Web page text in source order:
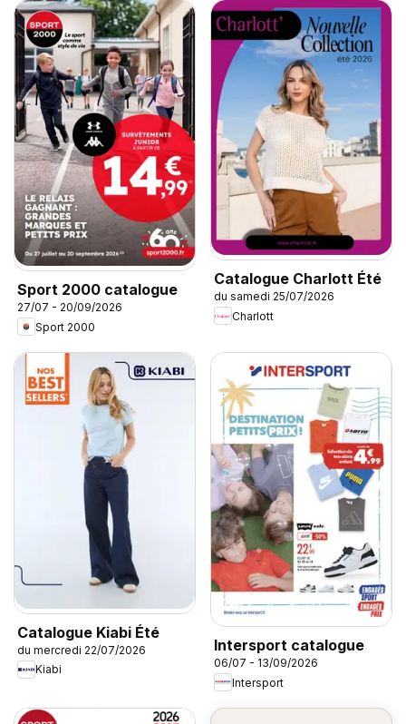
Sport 2000 catalogue
27/07 - 20/09/2026
Sport 2000
Catalogue Charlott Été
du samedi 25/07/2026
Charlott
Catalogue Kiabi Été
du mercredi 22/07/2026
Kiabi
Intersport catalogue
06/07 - 13/09/2026
Intersport